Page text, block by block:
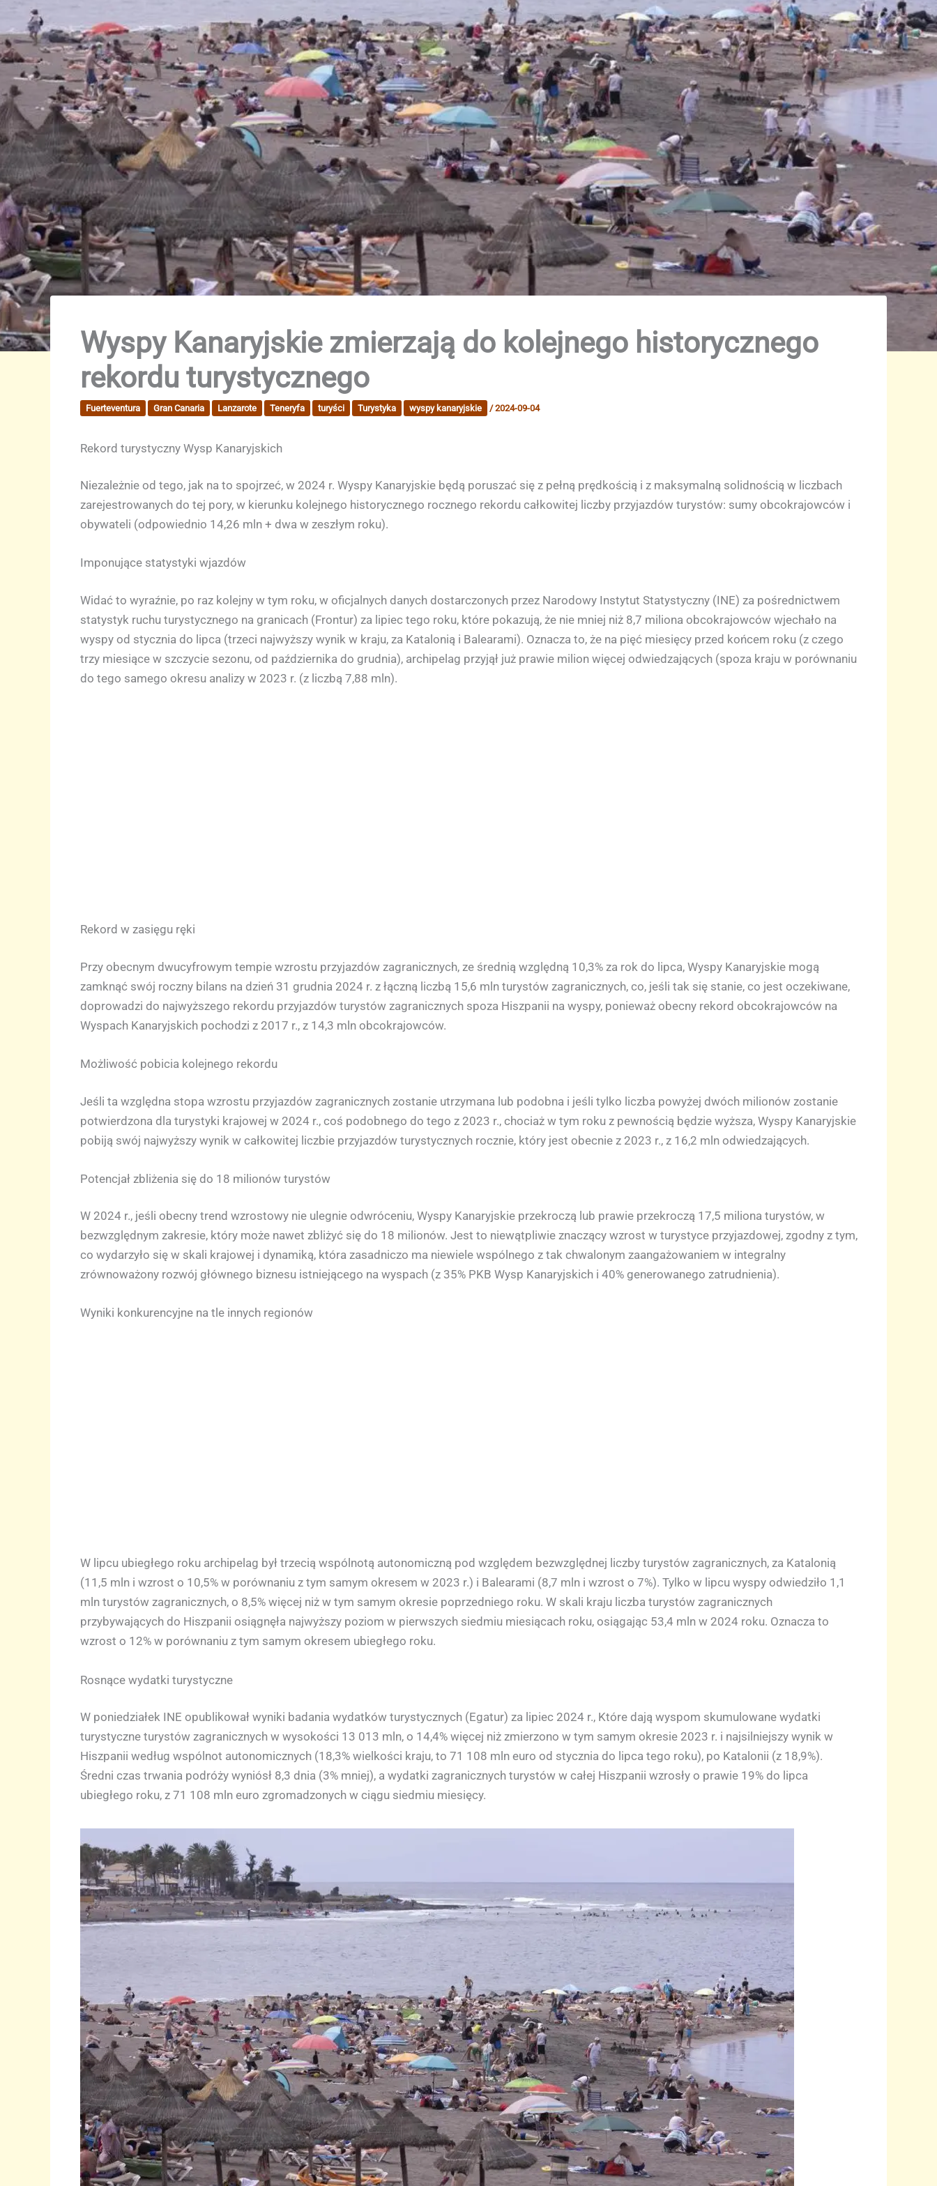
Wyspy Kanaryjskie zmierzają do kolejnego historycznego
rekordu turystycznego
Fuerteventura Gran Canaria Lanzarote Teneryfa turyści Turystyka wyspy kanaryjskie /2024-09-04
Rekord turystyczny Wysp Kanaryjskich
Niezależnie od tego, jak na to spojrzeć, w 2024 r. Wyspy Kanaryjskie będą poruszać się z pełną prędkością i z maksymalną solidnością w liczbach
zarejestrowanych do tej pory, w kierunku kolejnego historycznego rocznego rekordu całkowitej liczby przyjazdów turystów: sumy obcokrajowców i
obywateli (odpowiednio 14,26 mln + dwa w zeszłym roku).
Imponujące statystyki wjazdów
Widać to wyraźnie, po raz kolejny w tym roku, w oficjalnych danych dostarczonych przez Narodowy Instytut Statystyczny (INE) za pośrednictwem
statystyk ruchu turystycznego na granicach (Frontur) za lipiec tego roku, które pokazują, że nie mniej niż 8,7 miliona obcokrajowców wjechało na
wyspy od stycznia do lipca (trzeci najwyższy wynik w kraju, za Katalonią i Balearami). Oznacza to, że na pięć miesięcy przed końcem roku (z czego
trzy miesiące w szczycie sezonu, od października do grudnia), archipelag przyjął już prawie milion więcej odwiedzających (spoza kraju w porównaniu
do tego samego okresu analizy w 2023 r. (z liczbą 7,88 mln).
Rekord w zasięgu ręki
Przy obecnym dwucyfrowym tempie wzrostu przyjazdów zagranicznych, ze średnią względną 10,3% za rok do lipca, Wyspy Kanaryjskie mogą
zamknąć swój roczny bilans na dzień 31 grudnia 2024 r. z łączną liczbą 15,6 mln turystów zagranicznych, co, jeśli tak się stanie, co jest oczekiwane,
doprowadzi do najwyższego rekordu przyjazdów turystów zagranicznych spoza Hiszpanii na wyspy, ponieważ obecny rekord obcokrajowców na
Wyspach Kanaryjskich pochodzi z 2017 r., z 14,3 mln obcokrajowców.
Możliwość pobicia kolejnego rekordu
Jeśli ta względna stopa wzrostu przyjazdów zagranicznych zostanie utrzymana lub podobna i jeśli tylko liczba powyżej dwóch milionów zostanie
potwierdzona dla turystyki krajowej w 2024 r., coś podobnego do tego z 2023 r., chociaż w tym roku z pewnością będzie wyższa, Wyspy Kanaryjskie
pobiją swój najwyższy wynik w całkowitej liczbie przyjazdów turystycznych rocznie, który jest obecnie z 2023 r., z 16,2 mln odwiedzających.
Potencjał zbliżenia się do 18 milionów turystów
W 2024 r., jeśli obecny trend wzrostowy nie ulegnie odwróceniu, Wyspy Kanaryjskie przekroczą lub prawie przekroczą 17,5 miliona turystów, w
bezwzględnym zakresie, który może nawet zbliżyć się do 18 milionów. Jest to niewątpliwie znaczący wzrost w turystyce przyjazdowej, zgodny z tym,
co wydarzyło się w skali krajowej i dynamiką, która zasadniczo ma niewiele wspólnego z tak chwalonym zaangażowaniem w integralny
zrównoważony rozwój głównego biznesu istniejącego na wyspach (z 35% PKB Wysp Kanaryjskich i 40% generowanego zatrudnienia).
Wyniki konkurencyjne na tle innych regionów
W lipcu ubiegłego roku archipelag był trzecią wspólnotą autonomiczną pod względem bezwzględnej liczby turystów zagranicznych, za Katalonią
(11,5 mln i wzrost o 10,5% w porównaniu z tym samym okresem w 2023 r.) i Balearami (8,7 mln i wzrost o 7%). Tylko w lipcu wyspy odwiedziło 1,1
mln turystów zagranicznych, o 8,5% więcej niż w tym samym okresie poprzedniego roku. W skali kraju liczba turystów zagranicznych
przybywających do Hiszpanii osiągnęła najwyższy poziom w pierwszych siedmiu miesiącach roku, osiągając 53,4 mln w 2024 roku. Oznacza to
wzrost o 12% w porównaniu z tym samym okresem ubiegłego roku.
Rosnące wydatki turystyczne
W poniedziałek INE opublikował wyniki badania wydatków turystycznych (Egatur) za lipiec 2024 r., Które dają wyspom skumulowane wydatki
turystyczne turystów zagranicznych w wysokości 13 013 mln, o 14,4% więcej niż zmierzono w tym samym okresie 2023 r. i najsilniejszy wynik w
Hiszpanii według wspólnot autonomicznych (18,3% wielkości kraju, to 71 108 mln euro od stycznia do lipca tego roku), po Katalonii (z 18,9%).
Średni czas trwania podróży wyniósł 8,3 dnia (3% mniej), a wydatki zagranicznych turystów w całej Hiszpanii wzrosły o prawie 19% do lipca
ubiegłego roku, z 71 108 mln euro zgromadzonych w ciągu siedmiu miesięcy.